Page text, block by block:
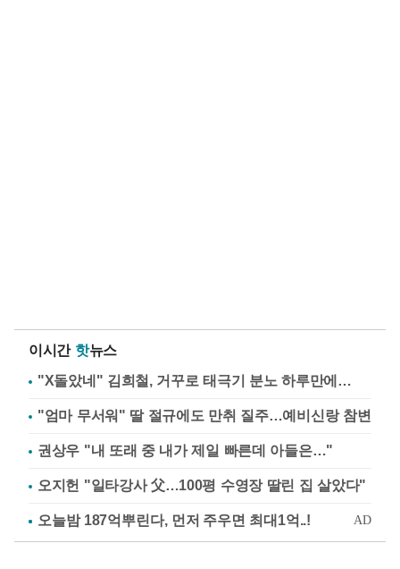
이시간 핫뉴스
"X돌았네" 김희철, 거꾸로 태극기 분노 하루만에…
"엄마 무서워" 딸 절규에도 만취 질주…예비신랑 참변
권상우 "내 또래 중 내가 제일 빠른데 아들은…"
오지헌 "일타강사 父…100평 수영장 딸린 집 살았다"